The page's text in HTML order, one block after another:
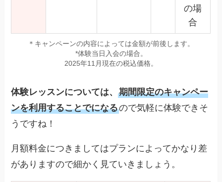
の場
合
＊キャンペーンの内容によっては金額が前後します。
*体験当日入会の場合。
2025年11月現在の税込価格。
体験レッスンについては、期間限定のキャンペー
ンを利用することでになるので気軽に体験できそ
うですね！
月額料金につきましてはプランによってかなり差
がありますので細かく見ていきましょう。